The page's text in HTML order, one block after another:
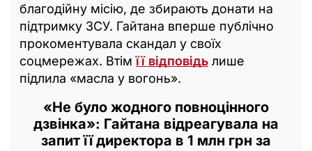
благодійну місію, де збирають донати на
підтримку ЗСУ. Гайтана вперше публічно
прокоментувала скандал у своїх
соцмережах. Втімїї відповідь лише
підлила «масла у вогонь».
«Не було жодного повноцінного
дзвінка»: Гайтана відреагувала на
запит її директора в 1 млн грн за